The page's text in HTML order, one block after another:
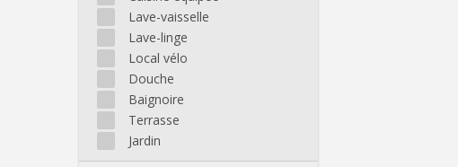
Lave-vaisselle
Lave-linge
Local vélo
Douche
Baignoire
Terrasse
Jardin